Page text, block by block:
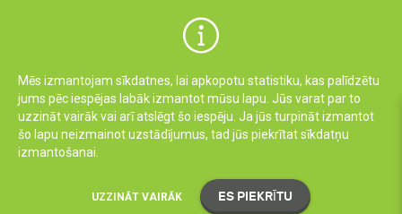
Mēs izmantojam sīkdatnes, lai apkopotu statistiku, kas palīdzētu
jums pēc iespējas labāk izmantot mūsu lapu. Jūs varat par to
uzzināt vairāk vai arī atslēgt šo iespēju. Ja jūs turpināt izmantot
šo lapu neizmainot uzstādījumus, tad jūs piekrītat sīkdatņu
izmantošanai.
UZZINĀT VAIRĀK ES PIEKRĪTU